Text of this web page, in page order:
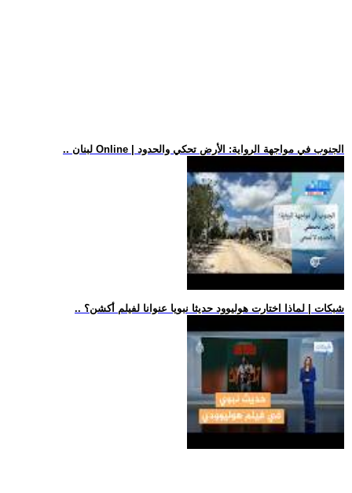
.. لبنان Online | الجنوب في مواجهة الرواية: الأرض تحكي والحدود
.. شبكات | لماذا اختارت هوليوود حديثا نبويا عنوانا لفيلم أكشن؟